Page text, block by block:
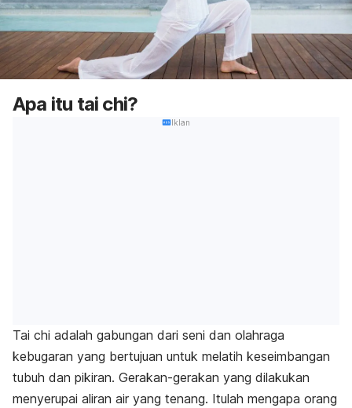
Apa itu tai chi?
Iklan
Tai chi adalah gabungan dari seni dan olahraga
kebugaran yang bertujuan untuk melatih keseimbangan
tubuh dan pikiran. Gerakan-gerakan yang dilakukan
menyerupai aliran air yang tenang. Itulah mengapa orang